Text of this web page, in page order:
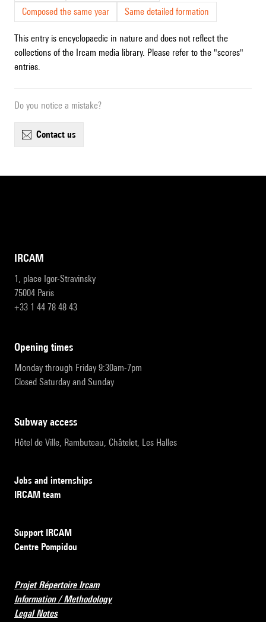
Composed the same year
Same detailed formation
This entry is encyclopaedic in nature and does not reflect the
collections of the Ircam media library. Please refer to the "scores"
entries.
Do you notice a mistake?
contact us
IRCAM
1, place Igor-Stravinsky
75004 Paris
+33 1 44 78 48 43
opening times
Monday through Friday 9:30am-7pm
Closed Saturday and Sunday
subway access
Hôtel de Ville, Rambuteau, Châtelet, Les Halles
Jobs and internships
IRCAM team
Support IRCAM
Centre Pompidou
Projet Répertoire Ircam
Information / Methodology
Legal Notes